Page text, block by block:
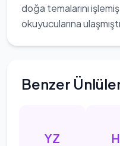
doğa temalarını
okuyucularına
Benzer
YZ